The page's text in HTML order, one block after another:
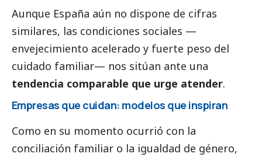
Aunque España aún no dispone de cifras
similares, las condiciones sociales —
envejecimiento acelerado y fuerte peso del
cuidado familiar— nos sitúan ante una
tendencia comparable que urge atender.
Empresas que cuidan: modelos que inspiran
Como en su momento ocurrió con la
conciliación familiar o la igualdad de género,